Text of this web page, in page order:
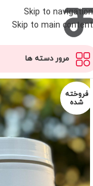
Skip to navigation
Skip to main content
مرور دسته ها
فروخته
شده